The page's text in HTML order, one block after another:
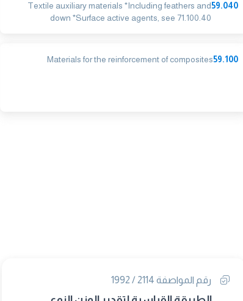
59.040
Textile auxiliary materials *Including feathers and
down *Surface active agents, see 71.100.40
59.100
Materials for the reinforcement of composites
رقم المواصفة 2114 / 1992